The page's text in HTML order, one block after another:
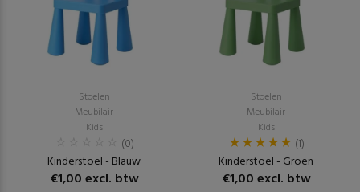
Stoelen
Meubilair
Kids
(0)
Kinderstoel - Blauw
€1,00 excl. btw
Stoelen
Meubilair
Kids
(1)
Kinderstoel - Groen
€1,00 excl. btw